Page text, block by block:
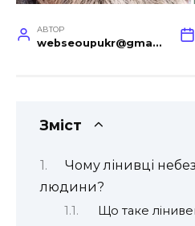
АВТОР
webseoupukr@gmail.com
Зміст
Чому лінивці
людини?
Що таке